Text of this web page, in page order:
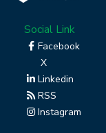
Social Link
Facebook
X
Linkedin
RSS
Instagram